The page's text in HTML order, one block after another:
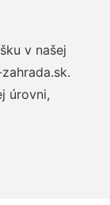
v našej
úrovni,